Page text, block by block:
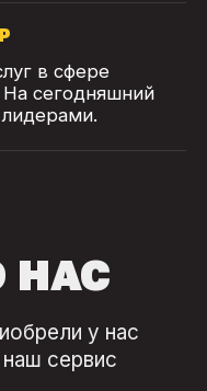
в сфере
сегодняшний
НАС
у нас
наш сервис